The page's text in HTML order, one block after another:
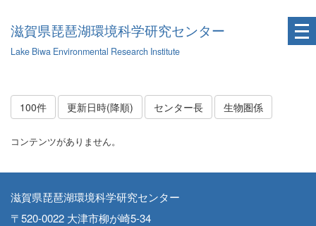
滋賀県琵琶湖環境科学研究センター
Lake Biwa Environmental Research Institute
100件 更新日時(降順) センター長 生物圏係
コンテンツがありません。
滋賀県琵琶湖環境科学研究センター
〒520-0022 大津市柳が崎5-34